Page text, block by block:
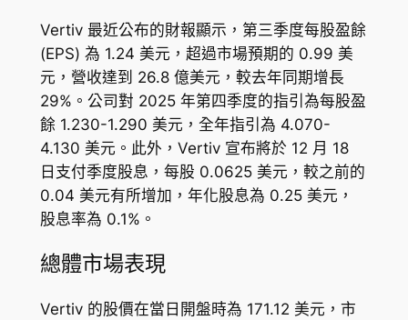
Vertiv 最近公布的財報顯示，第三季度每股盈餘
(EPS) 為 1.24 美元，超過市場預期的 0.99 美
元，營收達到 26.8 億美元，較去年同期增長
29%。公司對 2025 年第四季度的指引為每股盈
餘 1.230-1.290 美元，全年指引為 4.070-
4.130 美元。此外，Vertiv 宣布將於 12 月 18
日支付季度股息，每股 0.0625 美元，較之前的
0.04 美元有所增加，年化股息為 0.25 美元，
股息率為 0.1%。
總體市場表現
Vertiv 的股價在當日開盤時為 171.12 美元，市